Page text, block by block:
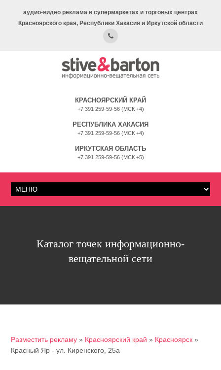
аудио-видео реклама в супермаркетах и торговых центрах
Красноярского края, Республики Хакасия и Иркутской области
КРАСНОЯРСКИЙ КРАЙ
+7 391 259-59-56 (МСК +4)
РЕСПУБЛИКА ХАКАСИЯ
+7 391 259-59-56 (МСК +4)
ИРКУТСКАЯ ОБЛАСТЬ
+7 391 259-59-56 (МСК +5)
Каталог точек информационно-
вещательной сети
Разместить рекламу » Красноярский край » Красноярск »
Красный Яр - ул. Киренского, 25а